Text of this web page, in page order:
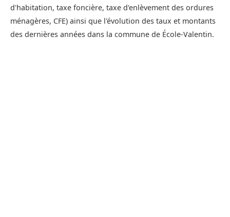
d'habitation, taxe foncière, taxe d'enlèvement des ordures
ménagères, CFE) ainsi que l'évolution des taux et montants
des dernières années dans la commune de École-Valentin.